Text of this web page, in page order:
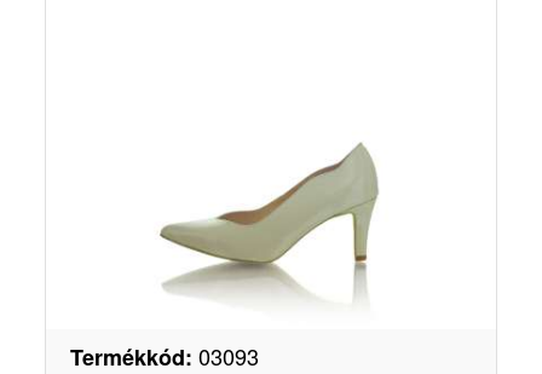
Termékkód: 03093